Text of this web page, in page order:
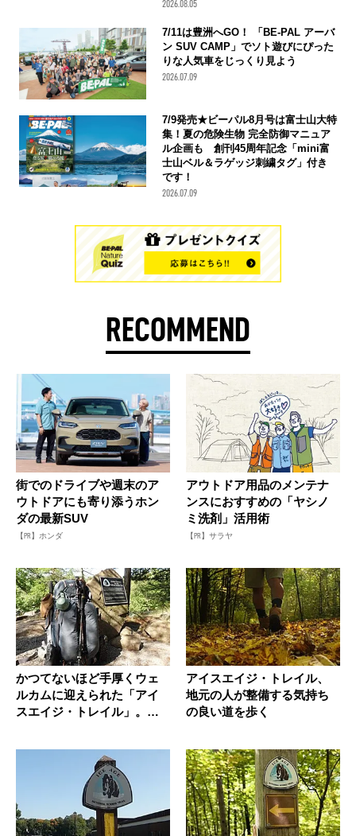
2026.08.05
7/11は豊洲へGO！ 「BE-PAL アーバ
ン SUV CAMP」でソト遊びにぴった
りな人気車をじっくり見よう
2026.07.09
7/9発売★ビーパル8月号は富士山大特
集！夏の危険生物 完全防御マニュア
ル企画も 創刊45周年記念「mini富
士山ベル＆ラゲッジ刺繍タグ」付き
です！
2026.07.09
RECOMMEND
街でのドライブや週末のア
ウトドアにも寄り添うホン
ダの最新SUV
【PR】ホンダ
アウトドア用品のメンテナ
ンスにおすすめの「ヤシノ
ミ洗剤」活用術
【PR】サラヤ
かつてないほど手厚くウェ
ルカムに迎えられた「アイ
スエイジ・トレイル」。気
アイスエイジ・トレイル、
地元の人が整備する気持ち
の良い道を歩く